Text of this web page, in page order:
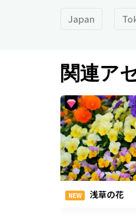
Japan
関連ア
NEW 浅草の花